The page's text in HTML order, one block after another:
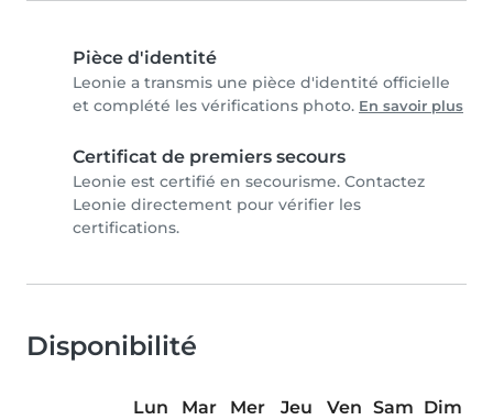
Pièce d'identité
Leonie a transmis une pièce d'identité officielle
et complété les vérifications photo. En savoir plus
Certificat de premiers secours
Leonie est certifié en secourisme. Contactez
Leonie directement pour vérifier les
certifications.
Disponibilité
Lun Mar Mer Jeu Ven Sam Dim